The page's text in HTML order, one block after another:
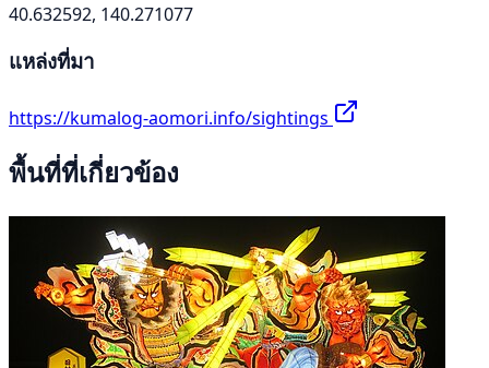
40.632592, 140.271077
แหล่งที่มา
https://kumalog-aomori.info/sightings
พื้นที่ที่เกี่ยวข้อง